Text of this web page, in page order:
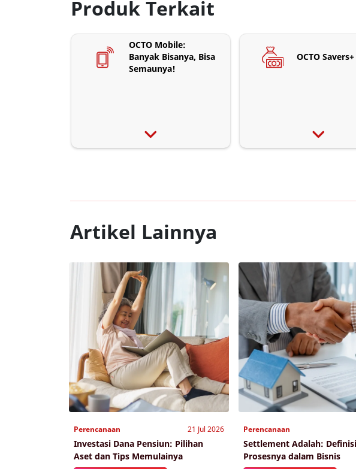
Produk Terkait
OCTO Mobile:
Banyak Bisanya, Bisa
Semaunya!
OCTO Savers+
Artikel Lainnya
Perencanaan 21 Jul 2026
Investasi Dana Pensiun: Pilihan
Aset dan Tips Memulainya
Perencanaan
Settlement Adalah:
Prosesnya dalam Bisnis